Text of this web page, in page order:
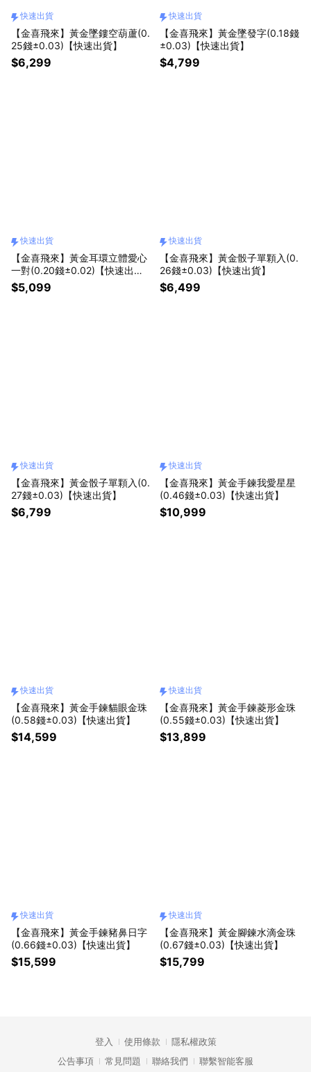
快速出貨
【金喜飛來】黃金墜鏤空葫蘆(0.
25錢±0.03)【快速出貨】
$6,299
快速出貨
【金喜飛來】黃金墜發字(0.18錢
±0.03)【快速出貨】
$4,799
快速出貨
【金喜飛來】黃金耳環立體愛心
一對(0.20錢±0.02)【快速出
貨】
$5,099
快速出貨
【金喜飛來】黃金骰子單顆入(0.
26錢±0.03)【快速出貨】
$6,499
快速出貨
【金喜飛來】黃金骰子單顆入(0.
27錢±0.03)【快速出貨】
$6,799
快速出貨
【金喜飛來】黃金手鍊我愛星星
(0.46錢±0.03)【快速出貨】
$10,999
快速出貨
【金喜飛來】黃金手鍊貓眼金珠
(0.58錢±0.03)【快速出貨】
$14,599
快速出貨
【金喜飛來】黃金手鍊菱形金珠
(0.55錢±0.03)【快速出貨】
$13,899
快速出貨
【金喜飛來】黃金手鍊豬鼻日字
(0.66錢±0.03)【快速出貨】
$15,599
快速出貨
【金喜飛來】黃金腳鍊水滴金珠
(0.67錢±0.03)【快速出貨】
$15,799
登入 使用條款
隱私權政策
公告事項
常見問題 聯絡我們 聯繫智能客服